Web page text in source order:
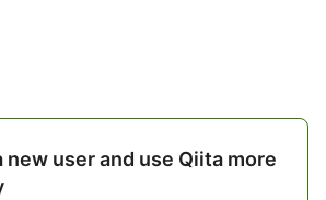
new user and use Qiita more